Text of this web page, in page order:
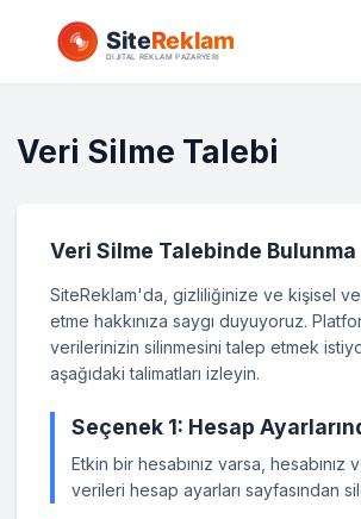
Veri Silme Talebi
Veri Silme Talebinde Bulunma
SiteReklam'da, gizliliğinize ve kişisel
etme hakkınıza saygı duyuyoruz.
verilerinizin silinmesini talep etmek
aşağıdaki talimatları izleyin.
Seçenek 1: Hesap
Etkin bir hesabınız varsa, hesabınız
verileri hesap ayarları sayfasından